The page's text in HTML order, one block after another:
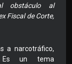
obstáculo al
Fiscal de Corte,
a narcotráfico,
Es un tema